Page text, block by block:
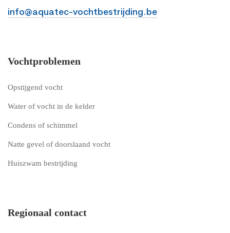
info@aquatec-vochtbestrijding.be
Vochtproblemen
Opstijgend vocht
Water of vocht in de kelder
Condens of schimmel
Natte gevel of doorslaand vocht
Huiszwam bestrijding
Regionaal contact